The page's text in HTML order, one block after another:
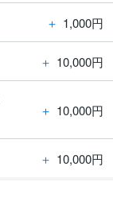
＋ 1,000円
＋ 10,000円
＋ 10,000円
＋ 10,000円